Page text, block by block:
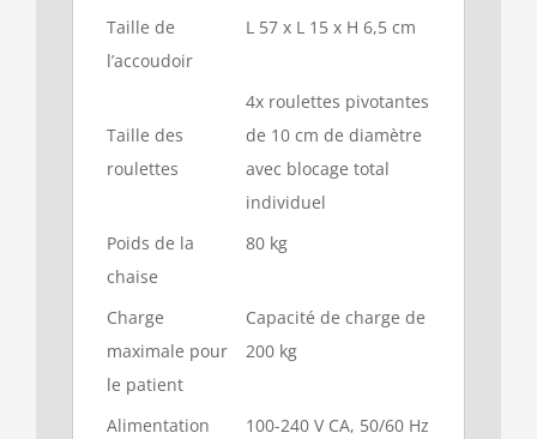
Taille de
l’accoudoir
L 57 x L 15 x H 6,5 cm
Taille des
roulettes
4x roulettes pivotantes
de 10 cm de diamètre
avec blocage total
individuel
Poids de la
chaise
80 kg
Charge
maximale pour
le patient
Capacité de charge de
200 kg
Alimentation
100-240 V CA, 50/60 Hz